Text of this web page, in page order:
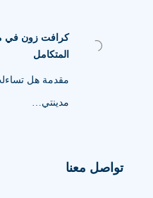
كرافت زون في
المتكامل
مقدمة هل
مدينتي…
تواصل معنا